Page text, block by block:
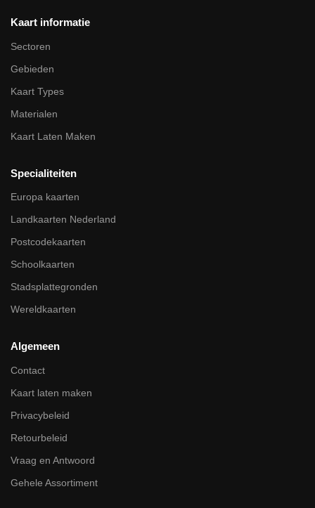
Kaart informatie
Sectoren
Gebieden
Kaart Types
Materialen
Kaart Laten Maken
Specialiteiten
Europa kaarten
Landkaarten Nederland
Postcodekaarten
Schoolkaarten
Stadsplattegronden
Wereldkaarten
Algemeen
Contact
Kaart laten maken
Privacybeleid
Retourbeleid
Vraag en Antwoord
Gehele Assortiment